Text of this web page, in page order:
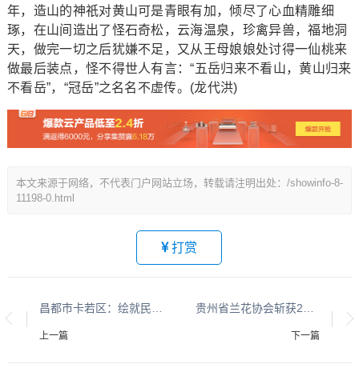
年，造山的神祇对黄山可是青眼有加，倾尽了心血精雕细
琢，在山间造出了怪石奇松，云海温泉，珍禽异兽，福地洞
天，做完一切之后犹嫌不足，又从王母娘娘处讨得一仙桃来
做最后装点，怪不得世人有言：“五岳归来不看山，黄山归来
不看岳”，“冠岳”之名名不虚传。(龙代洪)
本文来源于网络，不代表门户网站立场，转载请注明出处：/showinfo-8-
11198-0.html
打赏
上一篇 下一篇